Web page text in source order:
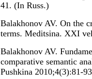
41. (In Russ.)
Balakhonov AV. On the
terms. Meditsina. XXI
Balakhonov AV.
comparative semantic
Pushkina 2010;4(3):81-